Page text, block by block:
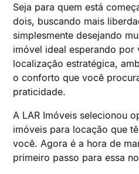
Seja para quem está
dois, buscando mais
simplesmente desejando
imóvel ideal esperando por
localização estratégica,
o conforto que você
praticidade.
A LAR Imóveis selecionou
imóveis para locação que
você. Agora é a hora de
primeiro passo para essa